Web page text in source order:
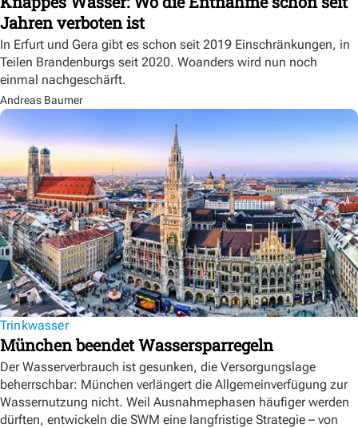
Jahren verboten ist
In Erfurt und Gera gibt es schon seit 2019 Einschränkungen, in
Teilen Brandenburgs seit 2020. Woanders wird nun noch
einmal nachgeschärft.
Andreas Baumer
Trinkwasser
München beendet Wassersparregeln
Der Wasserverbrauch ist gesunken, die Versorgungslage
beherrschbar: München verlängert die Allgemeinverfügung zur
Wassernutzung nicht. Weil Ausnahmephasen häufiger werden
dürften, entwickeln die SWM eine langfristige Strategie – von